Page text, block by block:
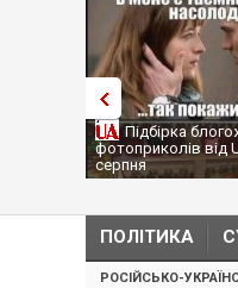
Підбірка
фотоприколів від
серпня
ПОЛІТИКА
РОСІЙСЬКО-